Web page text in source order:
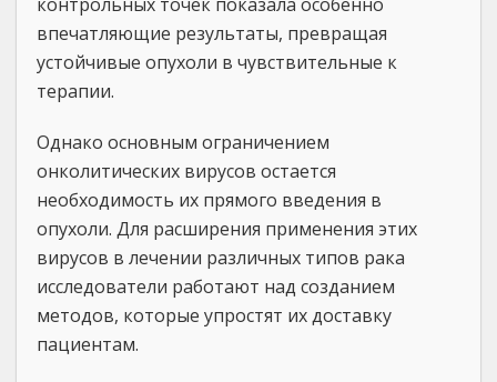
впечатляющие результаты, превращая
устойчивые опухоли в чувствительные к
терапии.
Однако основным ограничением
онколитических вирусов остается
необходимость их прямого введения в
опухоли. Для расширения применения этих
вирусов в лечении различных типов рака
исследователи работают над созданием
методов, которые упростят их доставку
пациентам.